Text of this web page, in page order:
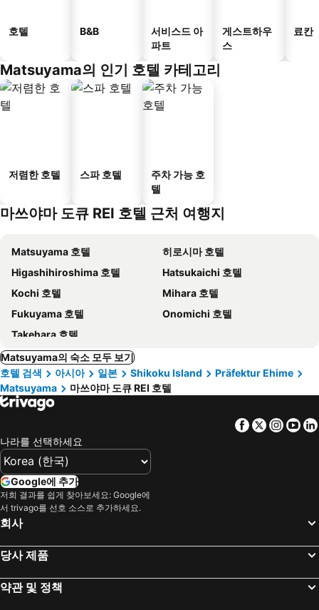
호텔 B&B
서비스드 아
파트
게스트하우
스
료칸
Matsuyama의 인기 호텔 카테고리
저렴한 호텔 스파 호텔
주차 가능 호
텔
마쓰야마 도큐 REI 호텔 근처 여행지
Matsuyama 호텔
히로시마 호텔
Higashihiroshima 호텔
Hatsukaichi 호텔
Kochi 호텔
Mihara 호텔
Fukuyama 호텔
Onomichi 호텔
Takehara 호텔
Matsuyama의 숙소 모두 보기
호텔 검색
아시아 일본 Shikoku Island
Präfektur Ehime
Matsuyama
마쓰야마 도큐 REI 호텔
Facebook
Twitter
나라를 선택하세요
Google에 추가
저희 결과를 쉽게 찾아보세요: Google에
서 trivago를 선호 소스로 추가하세요.
회사
당사 제품
약관 및 정책